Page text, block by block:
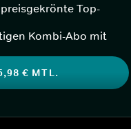
Top-
Kombi-Abo mit
€ MTL.